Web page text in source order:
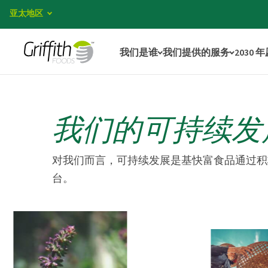
亚太地区
我们是谁 我们提供的服务 2030
我们的可持续
对我们而言，可持续发展是基快富食品通过
台。